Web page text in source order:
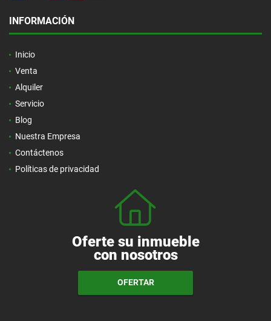
INFORMACIÓN
Inicio
Venta
Alquiler
Servicio
Blog
Nuestra Empresa
Contáctenos
Políticas de privacidad
Oferte su inmueble
con nosotros
OFERTAR